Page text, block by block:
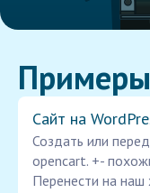
Сайт на
Создать или
opencart. +-
Перенести на